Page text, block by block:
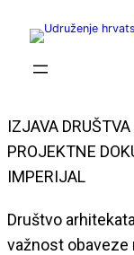
IZJAVA
PROJEKTNE
IMPERIJAL
Društvo
važnost obaveze